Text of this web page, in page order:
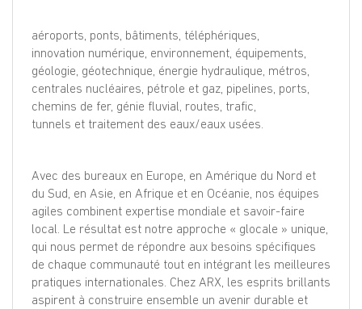
ES
aéroports, ponts, bâtiments, téléphériques,
innovation numérique, environnement, équipements,
géologie, géotechnique, énergie hydraulique, métros,
centrales nucléaires, pétrole et gaz, pipelines, ports,
chemins de fer, génie fluvial, routes, trafic,
tunnels et traitement des eaux/eaux usées.
Avec des bureaux en Europe, en Amérique du Nord et
du Sud, en Asie, en Afrique et en Océanie, nos équipes
agiles combinent expertise mondiale et savoir-faire
local. Le résultat est notre approche « glocale » unique,
qui nous permet de répondre aux besoins spécifiques
de chaque communauté tout en intégrant les meilleures
pratiques internationales. Chez ARX, les esprits brillants
aspirent à construire ensemble un avenir durable et